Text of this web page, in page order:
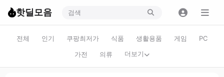
핫딜모음
전체 인기 쿠팡최저가 식품 생활용품 게임
PC
가전
의류 더보기